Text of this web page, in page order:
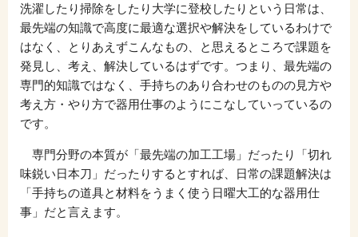
洗濯したり掃除をしたり大学に登校したりという日常は、
最先端の知識で高度に最適な選択や解決をしているわけで
はなく、とりあえずこんなもの、と思えるところで課題を
発見し、考え、解決しているはずです。つまり、最先端の
専門的知識ではなく、手持ちのあり合わせのものの見方や
考え方・やり方で器用仕事のようにこなしていっているの
です。
専門分野の本質が「最先端の加工工場」だったり「切れ
味鋭い日本刀」だったりするとすれば、日常の課題解決は
「手持ちの道具と材料をうまく使う日曜大工的な器用仕
事」だと言えます。